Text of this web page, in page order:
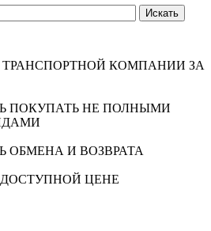
КОМПАНИИ ЗА
ПОКУПАТЬ НЕ ПОЛНЫМИ
ОБМЕНА И ВОЗВРАТА
ЦЕНЕ